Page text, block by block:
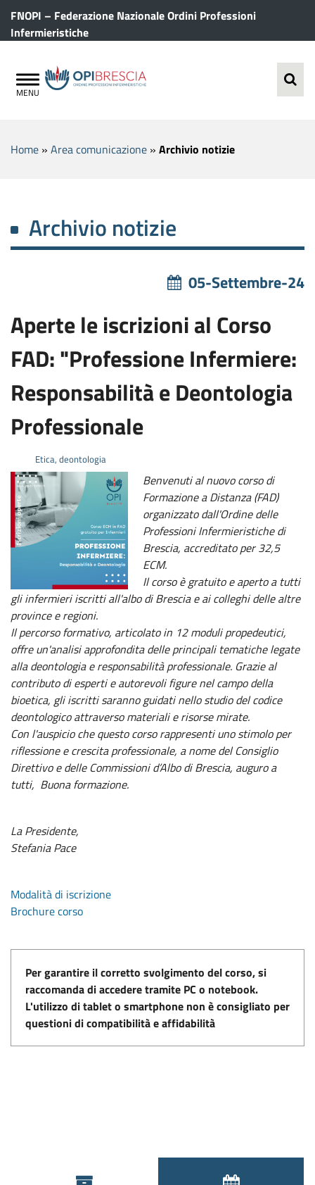
FNOPI – Federazione Nazionale Ordini Professioni
Infermieristiche
Home » Area comunicazione » Archivio notizie
Archivio notizie
05-Settembre-24
Aperte le iscrizioni al Corso
FAD: "Professione Infermiere:
Responsabilità e Deontologia
Professionale
Etica, deontologia
Benvenuti al nuovo corso di
Formazione a Distanza (FAD)
organizzato dall'Ordine delle
Professioni Infermieristiche di
Brescia, accreditato per 32,5
ECM.
Il corso è gratuito e aperto a tutti
gli infermieri iscritti all'albo di Brescia e ai colleghi delle altre
province e regioni.
Il percorso formativo, articolato in 12 moduli propedeutici,
offre un'analisi approfondita delle principali tematiche legate
alla deontologia e responsabilità professionale. Grazie al
contributo di esperti e autorevoli figure nel campo della
bioetica, gli iscritti saranno guidati nello studio del codice
deontologico attraverso materiali e risorse mirate.
Con l'auspicio che questo corso rappresenti uno stimolo per
riflessione e crescita professionale, a nome del Consiglio
Direttivo e delle Commissioni d’Albo di Brescia, auguro a
tutti, Buona formazione.
La Presidente,
Stefania Pace
Modalità di iscrizione
Brochure corso
Per garantire il corretto svolgimento del corso, si
raccomanda di accedere tramite PC o notebook.
L'utilizzo di tablet o smartphone non è consigliato per
questioni di compatibilità e affidabilità